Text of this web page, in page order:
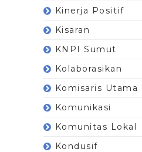
Kinerja Positif
Kisaran
KNPI Sumut
Kolaborasikan
Komisaris Utama
Komunikasi
Komunitas Lokal
Kondusif